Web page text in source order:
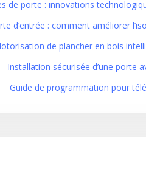
de porte : innovations
d’entrée : comment améliorer
de plancher en bois
Installation sécurisée d’une porte
Guide de programmation pour